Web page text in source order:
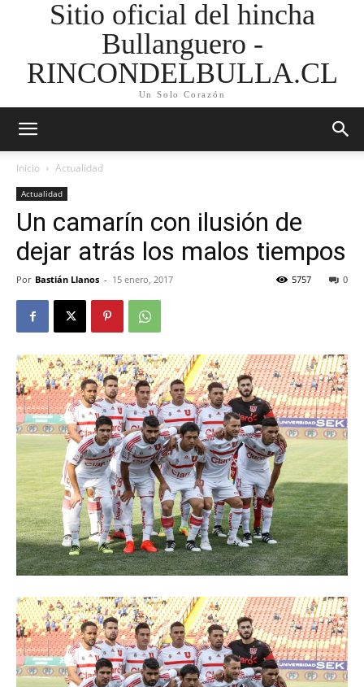
Sitio oficial del hincha
Bullanguero -
RINCONDELBULLA.CL
Un Solo Corazón
Inicio Actualidad
Actualidad
Un camarín con ilusión de
dejar atrás los malos tiempos
Por Bastián Llanos - 15 enero, 2017 0
5757